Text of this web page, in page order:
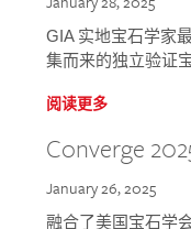
GIA 实地宝石学家
集而来的独立验证
阅读更多
Converge
January 26, 2025
融合了美国宝石学